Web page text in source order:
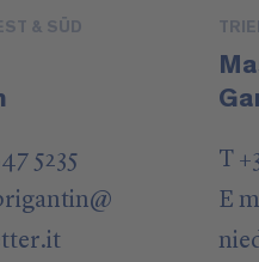
& SÜD
5235
@
.it
T
E